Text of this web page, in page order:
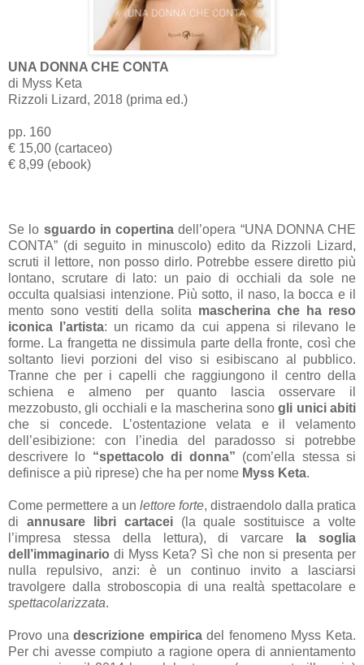
UNA DONNA CHE CONTA
di Myss Keta
Rizzoli Lizard, 2018 (prima ed.)
pp. 160
€ 15,00 (cartaceo)
€ 8,99 (ebook)
Se lo sguardo in copertina dell’opera “UNA DONNA CHE
CONTA” (di seguito in minuscolo) edito da Rizzoli Lizard,
scruti il lettore, non posso dirlo. Potrebbe essere diretto più
lontano, scrutare di lato: un paio di occhiali da sole ne
occulta qualsiasi intenzione. Più sotto, il naso, la bocca e il
mento sono vestiti della solita mascherina che ha reso
iconica l’artista: un ricamo da cui appena si rilevano le
forme. La frangetta ne dissimula parte della fronte, così che
soltanto lievi porzioni del viso si esibiscano al pubblico.
Tranne che per i capelli che raggiungono il centro della
schiena e almeno per quanto lascia osservare il
mezzobusto, gli occhiali e la mascherina sono gli unici abiti
che si concede. L’ostentazione velata e il velamento
dell’esibizione: con l’inedia del paradosso si potrebbe
descrivere lo “spettacolo di donna” (com’ella stessa si
definisce a più riprese) che ha per nome Myss Keta.
Come permettere a un lettore forte, distraendolo dalla pratica
di annusare libri cartacei (la quale sostituisce a volte
l’impresa stessa della lettura), di varcare
la soglia
dell’immaginario di Myss Keta? Sì che non si presenta per
nulla repulsivo, anzi: è un continuo invito a lasciarsi
travolgere dalla stroboscopia di una realtà spettacolare e
spettacolarizzata.
Provo unadescrizione empiricadel fenomeno Myss Keta.
Per chi avesse compiuto a ragione opera di annientamento